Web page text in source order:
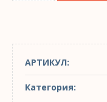
АРТИКУЛ:
Категория: